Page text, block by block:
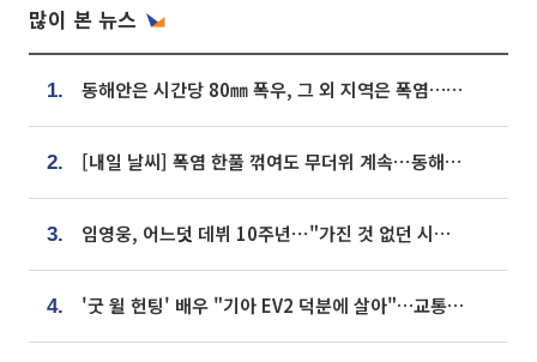
많이 본 뉴스
1. 동해안은 시간당 80㎜ 폭우, 그 외 지역은 폭염…‘극과 극 날씨’
2. [내일 날씨] 폭염 한풀 꺾여도 무더위 계속⋯동해안 이틀 연속 비
3. 임영웅, 어느덧 데뷔 10주년⋯"가진 것 없던 시절, 내 앞엔 20명의 팬뿐"
4. '굿 윌 헌팅' 배우 "기아 EV2 덕분에 살아"…교통사고 후 안전성 극찬